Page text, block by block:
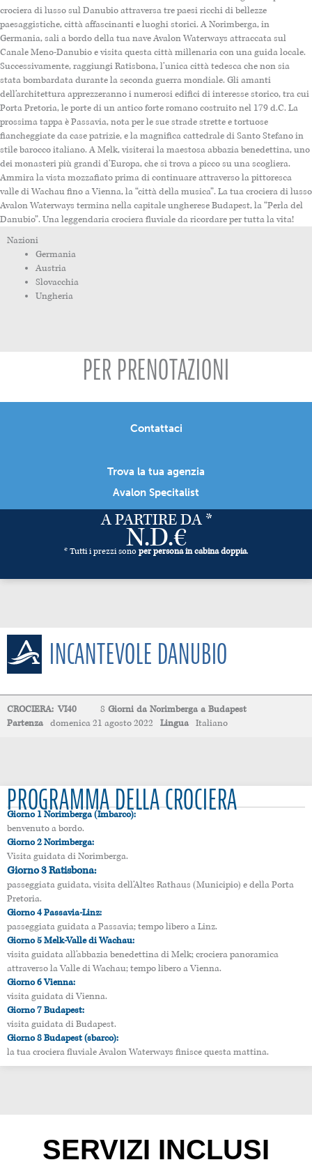
crociera di lusso sul Danubio attraversa tre paesi ricchi di bellezze
paesaggistiche, città affascinanti e luoghi storici. A Norimberga, in
Germania, sali a bordo della tua nave Avalon Waterways attraccata sul
Canale Meno-Danubio e visita questa città millenaria con una guida locale.
Successivamente, raggiungi Ratisbona, l’unica città tedesca che non sia
stata bombardata durante la seconda guerra mondiale. Gli amanti
dell’architettura apprezzeranno i numerosi edifici di interesse storico, tra cui
Porta Pretoria, le porte di un antico forte romano costruito nel 179 d.C. La
prossima tappa è Passavia, nota per le sue strade strette e tortuose
fiancheggiate da case patrizie, e la magnifica cattedrale di Santo Stefano in
stile barocco italiano. A Melk, visiterai la maestosa abbazia benedettina, uno
dei monasteri più grandi d’Europa, che si trova a picco su una scogliera.
Ammira la vista mozzafiato prima di continuare attraverso la pittoresca
valle di Wachau fino a Vienna, la “città della musica”. La tua crociera di lusso
Avalon Waterways termina nella capitale ungherese Budapest, la “Perla del
Danubio”. Una leggendaria crociera fluviale da ricordare per tutta la vita!
Nazioni
Germania
Austria
Slovacchia
Ungheria
PER PRENOTAZIONI
Contattaci
Trova la tua agenzia
Avalon Specitalist
A PARTIRE DA *
N.D.€
* Tutti i prezzi sono per persona in cabina doppia.
INCANTEVOLE DANUBIO
CROCIERA: VI40 8 Giorni da Norimberga a Budapest
Partenza
domenica 21 agosto 2022 Lingua Italiano
PROGRAMMA DELLA CROCIERA
Giorno 1 Norimberga (Imbarco):
benvenuto a bordo.
Giorno 2 Norimberga:
Visita guidata di Norimberga.
Giorno 3 Ratisbona:
passeggiata guidata, visita dell’Altes Rathaus (Municipio) e della Porta
Pretoria.
Giorno 4 Passavia-Linz:
passeggiata guidata a Passavia; tempo libero a Linz.
Giorno 5 Melk-Valle di Wachau:
visita guidata all’abbazia benedettina di Melk; crociera panoramica
attraverso la Valle di Wachau; tempo libero a Vienna.
Giorno 6 Vienna:
visita guidata di Vienna.
Giorno 7 Budapest:
visita guidata di Budapest.
Giorno 8 Budapest (sbarco):
la tua crociera fluviale Avalon Waterways finisce questa mattina.
SERVIZI INCLUSI